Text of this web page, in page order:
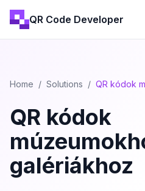
QR Code Developer
Home / Solutions / QR kódok
QR kódok
galériákhoz